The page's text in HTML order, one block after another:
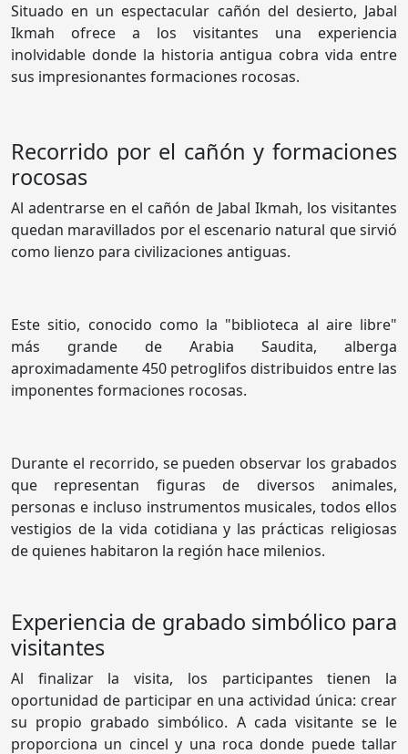
Situado en un espectacular cañón del desierto, Jabal
Ikmah ofrece a los visitantes una experiencia
inolvidable donde la historia antigua cobra vida entre
sus impresionantes formaciones rocosas.
Recorrido por el cañón y formaciones
rocosas
Al adentrarse en el cañón de Jabal Ikmah, los visitantes
quedan maravillados por el escenario natural que sirvió
como lienzo para civilizaciones antiguas.
Este sitio, conocido como la "biblioteca al aire libre"
más grande de Arabia Saudita, alberga
aproximadamente 450 petroglifos distribuidos entre las
imponentes formaciones rocosas.
Durante el recorrido, se pueden observar los grabados
que representan figuras de diversos animales,
personas e incluso instrumentos musicales, todos ellos
vestigios de la vida cotidiana y las prácticas religiosas
de quienes habitaron la región hace milenios.
Experiencia de grabado simbólico para
visitantes
Al finalizar la visita, los participantes tienen la
oportunidad de participar en una actividad única: crear
su propio grabado simbólico. A cada visitante se le
proporciona un cincel y una roca donde puede tallar